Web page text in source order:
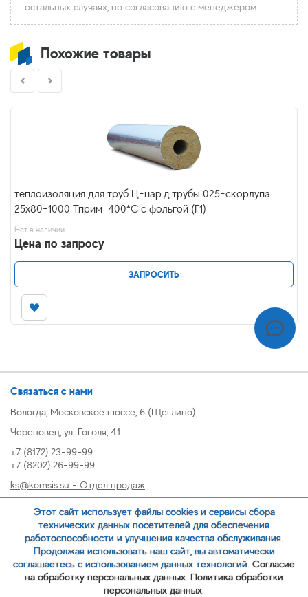
остальных случаях, по согласованию с менеджером.
Похожие товары
теплоизоляция для труб Ц-нар.д.трубы 025-скорлупа
25х80-1000 Тприм=400*С с фольгой (Г1)
Нет в наличии
Цена по запросу
ЗАПРОСИТЬ
Связаться с нами
Вологда, Московское шоссе, 6 (Щеглино)
Череповец, ул. Гоголя, 41
+7 (8172) 23-99-99
+7 (8202) 26-99-99
ks@komsis.su - Отдел продаж
oz@komsis.su - Отдел закупок
ЗАКАЗАТЬ ЗВОНОК
Этот сайт использует файлы cookies и сервисы сбора
технических данных посетителей для обеспечения
работоспособности и улучшения качества обслуживания.
Продолжая использовать наш сайт, вы автоматически
соглашаетесь с использованием данных технологий. Согласие
на обработку персональных данных. Политика обработки
персональных данных.